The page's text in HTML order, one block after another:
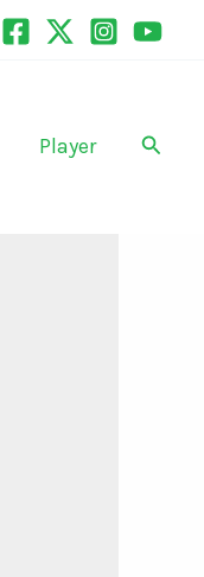
Player